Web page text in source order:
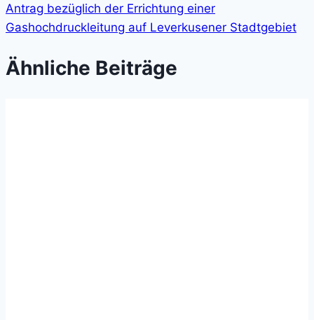
Antrag bezüglich der Errichtung einer
Gashochdruckleitung auf Leverkusener Stadtgebiet
Ähnliche Beiträge